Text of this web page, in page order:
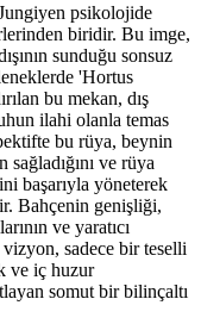
psikolojide
biridir. Bu imge,
sunduğu sonsuz
'Hortus
bu mekan, dış
ilahi olanla temas
bu rüya, beynin
ve rüya
başarıyla yöneterek
Bahçenin genişliği,
ve yaratıcı
vizyon, sadece bir teselli
ve iç huzur
somut bir bilinçaltı